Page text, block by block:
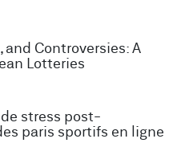
and Controversies: A
Lotteries
stress post-
paris sportifs en ligne